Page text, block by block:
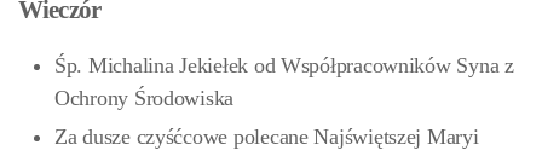
Wieczór
Śp. Michalina Jekiełek od Współpracowników Syna z
Ochrony Środowiska
Za dusze czyśćcowe polecane Najświętszej Maryi